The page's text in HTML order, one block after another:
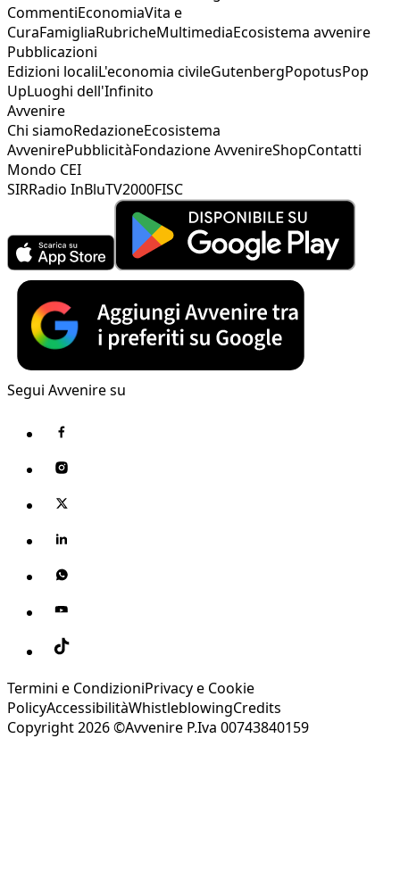
CommentiEconomiaVita e
CuraFamigliaRubricheMultimediaEcosistema avvenire
Pubblicazioni
Edizioni localiL'economia civileGutenbergPopotusPop
UpLuoghi dell'Infinito
Avvenire
Chi siamoRedazioneEcosistema
AvvenirePubblicitàFondazione AvvenireShopContatti
Mondo CEI
SIRRadio InBluTV2000FISC
Segui Avvenire su
Termini e CondizioniPrivacy e Cookie
PolicyAccessibilitàWhistleblowingCredits
Copyright 2026 ©Avvenire P.Iva 00743840159